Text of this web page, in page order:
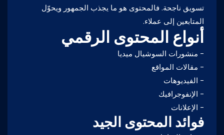
تسويق ناجحة. فالمحتوى هو ما يجذب الجمهور ويحوّل
المتابعين إلى عملاء.
أنواع المحتوى الرقمي
- منشورات السوشيال ميديا
- مقالات المواقع
- الفيديوهات
- الإنفوجرافيك
- الإعلانات
فوائد المحتوى الجيد